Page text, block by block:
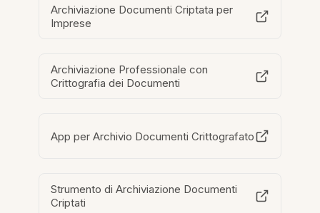
Archiviazione Documenti Criptata per
Imprese
Archiviazione Professionale con
Crittografia dei Documenti
App per Archivio Documenti Crittografato
Strumento di Archiviazione Documenti
Criptati